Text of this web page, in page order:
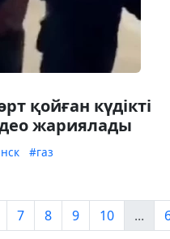
қойған күдікті
жариялады
#газ
7 8 9 10 ...